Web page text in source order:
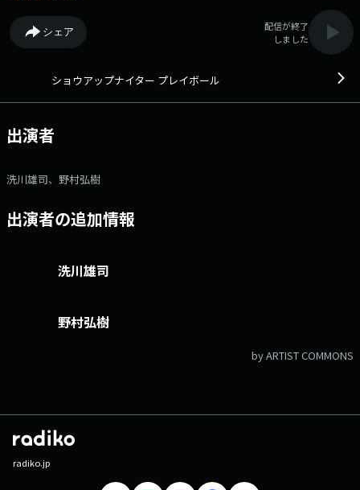
シェア
配信が終了
しました
ショウアップナイター プレイボール
出演者
洗川雄司、野村弘樹
出演者の追加情報
洗川雄司
野村弘樹
by ARTIST COMMONS
radiko.jp